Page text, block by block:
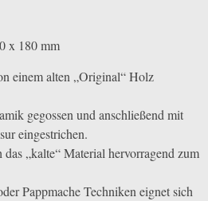
x 180 mm
einem alten „Original“ Holz
gegossen und anschließend mit
eingestrichen.
„kalte“ Material hervorragend zum
Pappmache Techniken eignet sich